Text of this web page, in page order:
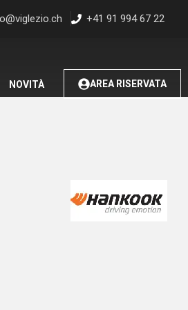
+41 91 994 67 22
NOVITÀ AREA RISERVATA